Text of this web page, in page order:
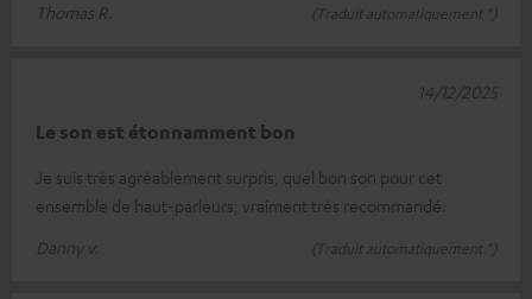
Thomas R.
(Traduit automatiquement *)
Le son est étonnamment bon
Je suis très agréablement surpris, quel bon son pour cet
ensemble de haut-parleurs, vraiment très recommandé.
Danny v.
(Traduit automatiquement *)
14/12/2025